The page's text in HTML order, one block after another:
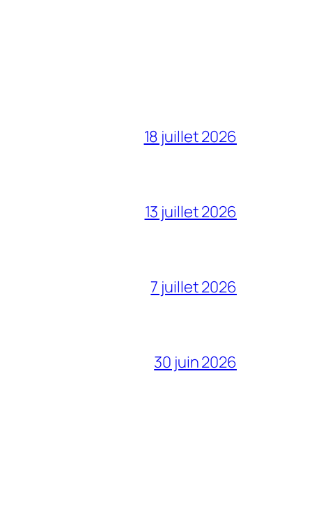
18 juillet 2026
13 juillet 2026
7 juillet 2026
30 juin 2026